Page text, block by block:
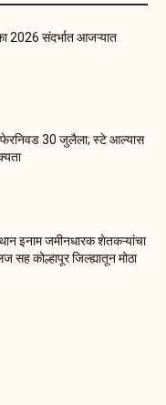
2026 संदर्भात आजऱ्यात
फेरनिवड 30 जुलैला; स्टे आल्यास
इनाम जमीनधारक शेतकऱ्यांचा
सह कोल्हापूर जिल्ह्यातून मोठा